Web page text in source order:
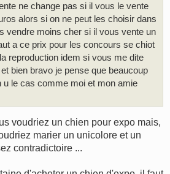
ne change pas si il vous le vente
alors si on ne peut les choisir dans
vendre moins cher si il vous vente un
a ce prix pour les concours se chiot
reproduction idem si vous me dite
bien bravo je pense que beaucoup
u le cas comme moi et mon amie
voudriez un chien pour expo mais,
marier un unicolore et un
contradictoire ...